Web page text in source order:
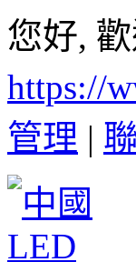
您好,
https://
管理 |